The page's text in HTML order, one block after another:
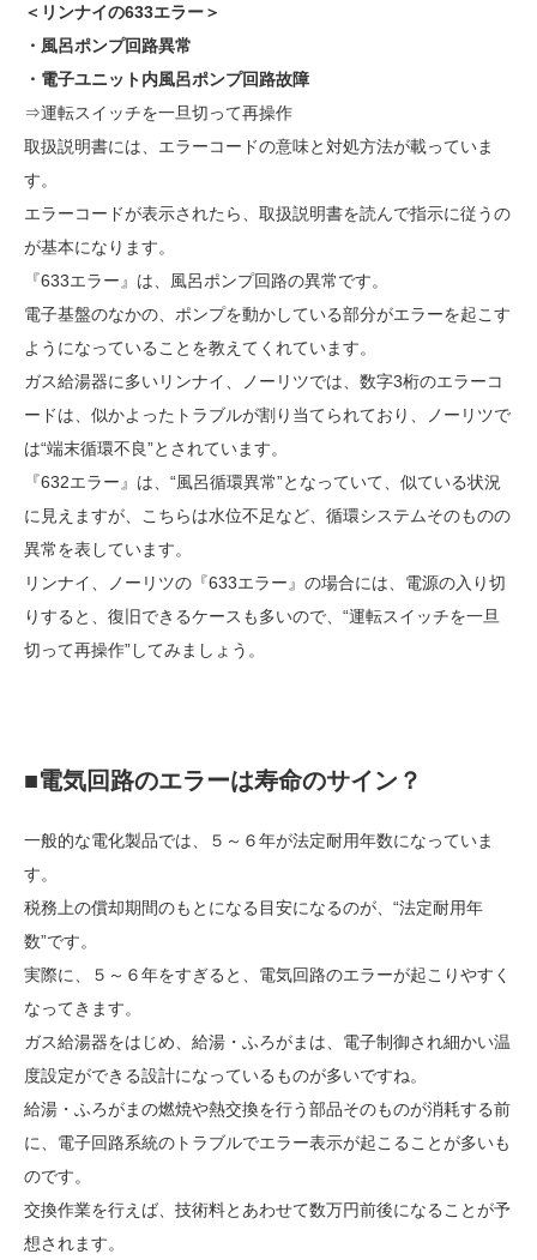
＜リンナイの633エラー＞
・風呂ポンプ回路異常
・電子ユニット内風呂ポンプ回路故障
⇒運転スイッチを一旦切って再操作
取扱説明書には、エラーコードの意味と対処方法が載っていま
す。
エラーコードが表示されたら、取扱説明書を読んで指示に従うの
が基本になります。
『633エラー』は、風呂ポンプ回路の異常です。
電子基盤のなかの、ポンプを動かしている部分がエラーを起こす
ようになっていることを教えてくれています。
ガス給湯器に多いリンナイ、ノーリツでは、数字3桁のエラーコ
ードは、似かよったトラブルが割り当てられており、ノーリツで
は“端末循環不良”とされています。
『632エラー』は、“風呂循環異常”となっていて、似ている状況
に見えますが、こちらは水位不足など、循環システムそのものの
異常を表しています。
リンナイ、ノーリツの『633エラー』の場合には、電源の入り切
りすると、復旧できるケースも多いので、“運転スイッチを一旦
切って再操作”してみましょう。
■電気回路のエラーは寿命のサイン？
一般的な電化製品では、５～６年が法定耐用年数になっていま
す。
税務上の償却期間のもとになる目安になるのが、“法定耐用年
数”です。
実際に、５～６年をすぎると、電気回路のエラーが起こりやすく
なってきます。
ガス給湯器をはじめ、給湯・ふろがまは、電子制御され細かい温
度設定ができる設計になっているものが多いですね。
給湯・ふろがまの燃焼や熱交換を行う部品そのものが消耗する前
に、電子回路系統のトラブルでエラー表示が起こることが多いも
のです。
交換作業を行えば、技術料とあわせて数万円前後になることが予
想されます。